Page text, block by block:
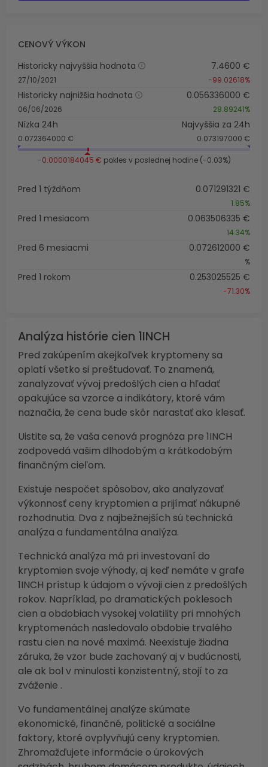
CENOVÝ VÝKON
Historicky najvyššia hodnota
27/10/2021
7.4600 €
-99.02618%
Historicky najnižšia hodnota
06/06/2026
0.056336000 €
28.89241%
Nízka 24h
0.072364000 €
Najvyššia za 24h
0.073197000 €
-0.0000184045 € pokles v poslednej hodine (-0.03%)
Pred 1 týždňom 0.071291321 €
1.85%
Pred 1 mesiacom 0.063506335 €
14.34%
Pred 6 mesiacmi 0.072612000 €
%
Pred 1 rokom 0.253025525 €
-71.30%
Analýza histórie cien 1INCH
Pred zakúpením akejkoľvek kryptomeny sa
oplatí všetko si preštudovať. To znamená,
zanalyzovať vývoj predošlých cien a hľadať
opakujúce sa vzorce a indikátory, ktoré vám
naznačia, že cena bude skôr narastať ako klesať.
Uistite sa, že vaša cenová prognóza pre 1INCH
zodpovedá vašim dlhodobým a krátkodobým
finančným cieľom.
Existuje nespočet spôsobov, ako analyzovať
výkonnosť ceny kryptomien a prijímať nákupné
rozhodnutia. Dva z najbežnejších sú technická
analýza a fundamentálna analýza.
Technická analýza má pri investovaní do
kryptomien svoje výhody, aj keď nemáte v grafe
1INCH prístup k údajom o vývoji cien z predošlých
rokov. Napríklad, po dramatických poklesoch
cien a obdobiach vysokej volatility pri mnohých
kryptomenách nasledovalo obdobie trvalého
rastu cien na nové maximá. Neexistuje žiadna
záruka, že vzor bude zachovaný aj v budúcnosti,
ale ak bol v minulosti konzistentný, stojí to za
zváženie .
Vo fundamentálnej analýze skúmate
ekonomické, finančné, politické a sociálne
faktory, ktoré ovplyvňujú ceny kryptomien.
Zhromažďujete informácie o úrokových